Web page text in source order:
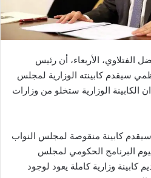
الفتلاوي، الأربعاء، أن رئيس
سيقدم كابينته الوزارية لمجلس
الكابينة الوزارية ستخلو من وزارات
كابينة منقوصة لمجلس النواب
البرنامج الحكومي لمجلس
كابينة وزارية كاملة يعود لوجود